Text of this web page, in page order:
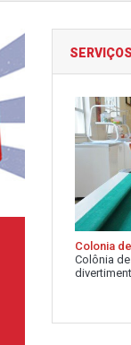
SERVIÇOS
Colonia
Colônia